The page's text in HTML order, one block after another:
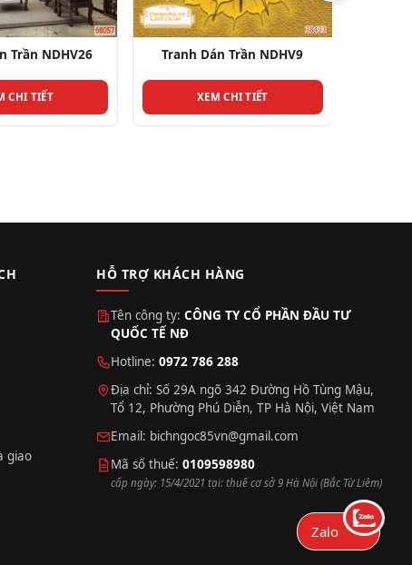
Trần NDHV9
CHI TIẾT
Tranh Dán Trần NDHV17
XEM CHI TIẾT
giao
HỖ TRỢ KHÁCH HÀNG
Tên công ty:CÔNG TY CỔ PHẦN ĐẦU TƯ
QUỐC TẾ NĐ
Hotline:0972 786 288
Địa chỉ: Số 29A ngõ 342 Đường Hồ Tùng Mậu,
Tổ 12, Phường Phú Diễn, TP Hà Nội, Việt Nam
Email: bichngoc85vn@gmail.com
Mã số thuế:0109598980
cấp ngày: 15/4/2021 tại: thuế cơ sở 9 Hà Nội (Bắc Từ Liêm)
Zalo